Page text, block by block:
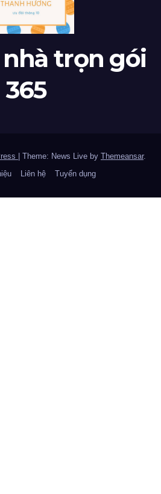
trọn gói
365
Theme: News Live by Themeansar.
Liên hệ Tuyển dụng